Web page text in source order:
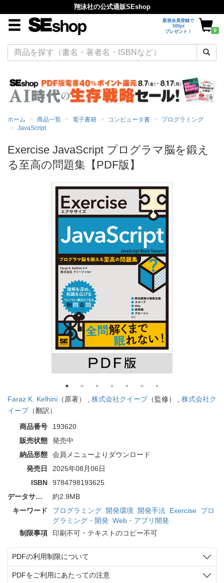
翔泳社の公式通販SEshop
新規会員登録で
500pt
プレゼント！
0
ホーム 商品一覧 電子書籍 コンピュータ書
プログラミング
JavaScript
Exercise JavaScript プログラマ脳を鍛え
る至高の問題集【PDF版】
Faraz K. Kelhini （原著） , 株式会社クイープ（監修） , 株式会社ク
イープ（翻訳）
商品番号
193620
販売状態
発売中
納品形態
会員メニューよりダウンロード
発売日
2025年08月06日
ISBN
9784798193625
データサイズ
約2.9MB
キーワード
プログラミング 開発環境 開発手法 Exercise プロ
グラミング・開発 Web・アプリ開発
制限事項
印刷不可・テキストのコピー不可
PDFの利用制限について
PDFをご利用にあたっての注意